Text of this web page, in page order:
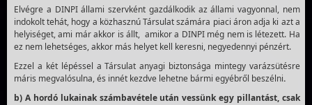
Elvégre a DINPI állami szervként gazdálkodik az állami vagyonnal, nem
indokolt tehát, hogy a közhasznú Társulat számára piaci áron adja ki azt a
helyiséget, ami már akkor is állt, amikor a DINPI még nem is létezett. Ha
ez nem lehetséges, akkor más helyet kell keresni, negyedennyi pénzért.
Ezzel a két lépéssel a Társulat anyagi biztonsága mintegy varázsütésre
máris megvalósulna, és innét kezdve lehetne bármi egyébről beszélni.
b) A hordó lukainak számbavétele után vessünk egy pillantást, csak